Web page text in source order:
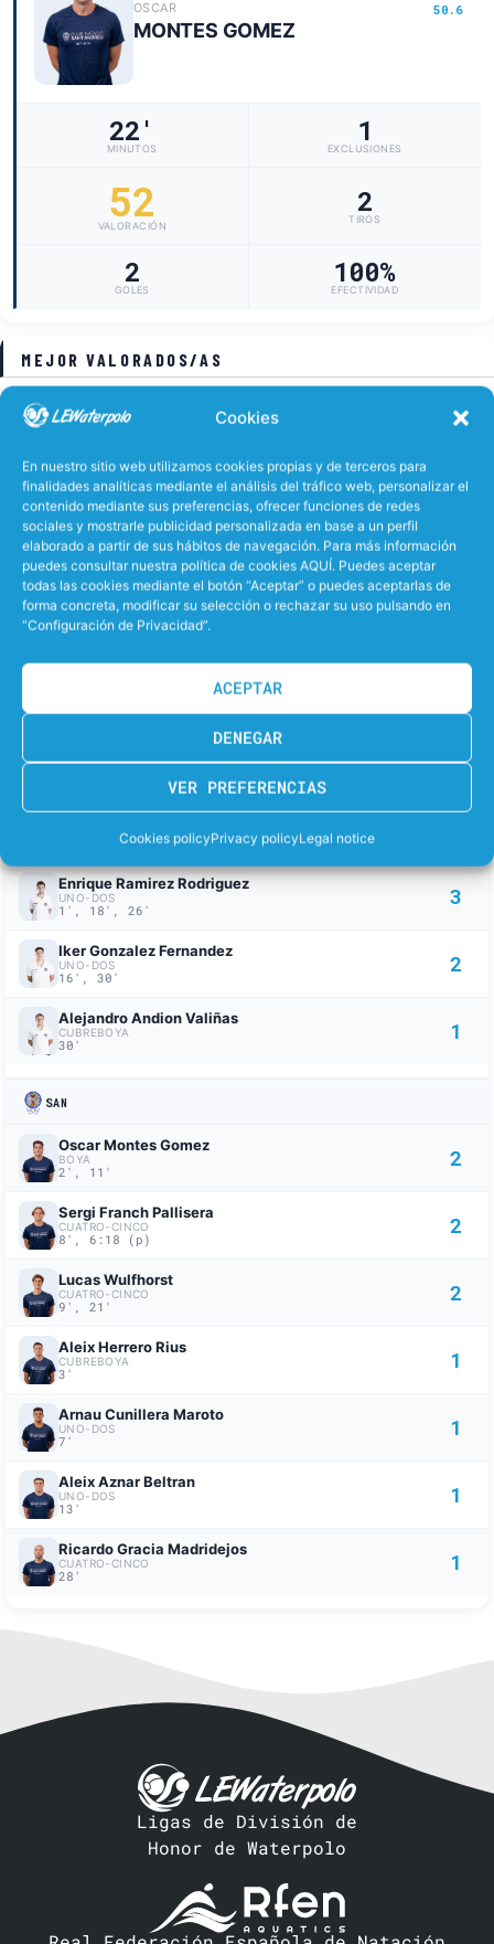
Cookies
En nuestro sitio web utilizamos cookies propias y de terceros para
finalidades analíticas mediante el análisis del tráfico web, personalizar el
contenido mediante sus preferencias, ofrecer funciones de redes
sociales y mostrarle publicidad personalizada en base a un perfil
elaborado a partir de sus hábitos de navegación. Para más información
puedes consultar nuestra política de cookies AQUÍ. Puedes aceptar
todas las cookies mediante el botón “Aceptar” o puedes aceptarlas de
forma concreta, modificar su selección o rechazar su uso pulsando en
“Configuración de Privacidad”.
ACEPTAR
DENEGAR
VER PREFERENCIAS
Cookies policyPrivacy policyLegal notice
OSCAR 50.6
MONTES GOMEZ
22'
MINUTOS
1
EXCLUSIONES
52
VALORACIÓN
2
TIROS
2
GOLES
100%
EFECTIVIDAD
MEJOR VALORADOS/AS
ADRIA 32.8
SERRANO PAMIES
23.2
RAMIREZ RODRIGUEZ
SERGI 37.1
FRANCH PALLISERA
MINUTOS JUGADOS
HECTOR 23.0
DE WEERD
GOLES DEL PARTIDO
Enrique Ramirez Rodriguez
UNO-DOS
1', 18', 26'
3
Iker Gonzalez Fernandez
UNO-DOS
16', 30'
2
Alejandro Andion Valiñas
CUBREBOYA
30'
1
SAN
Oscar Montes Gomez
BOYA
2', 11'
2
Sergi Franch Pallisera
CUATRO-CINCO
8', 6:18 (p)
2
Lucas Wulfhorst
CUATRO-CINCO
9', 21'
2
Aleix Herrero Rius
CUBREBOYA
3'
1
Arnau Cunillera Maroto
UNO-DOS
7'
1
Aleix Aznar Beltran
UNO-DOS
13'
1
Ricardo Gracia Madridejos
CUATRO-CINCO
28'
1
Ligas de División de
Honor de Waterpolo